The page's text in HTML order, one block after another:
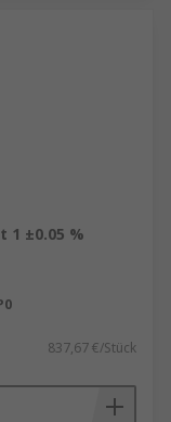
1 ±0.05 %
837,67 €/Stück